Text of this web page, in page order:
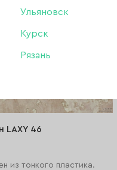
Ульяновск
Курск
Рязань
LAXY 46
из тонкого пластика.